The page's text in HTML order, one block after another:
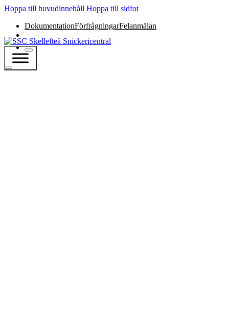
Hoppa till huvudinnehåll Hoppa till sidfot
DokumentationFörfrågningarFelanmälan